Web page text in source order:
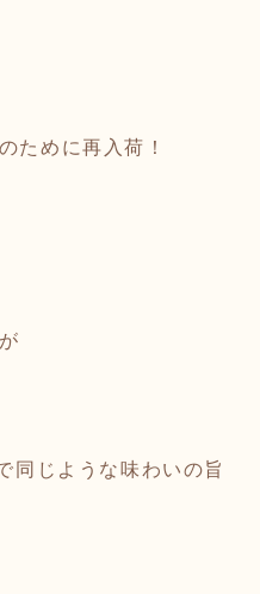
ために再入荷！
同じような味わいの旨